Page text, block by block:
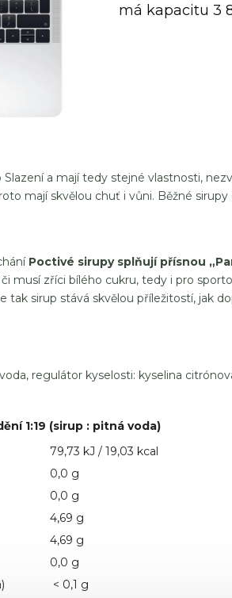
má kapacitu 3
a mají tedy stejné vlastnosti,
mají skvělou chuť i vůni. Běžné
Poctivé sirupy splňují přísnou
musí zříci bílého cukru, tedy i pro
tak sirup stává skvělou příležitostí, jak
regulátor kyselosti: kyselina
1:19 (sirup : pitná voda)
79,73 kJ / 19,03 kcal
0,0 g
0,0 g
4,69 g
4,69 g
0,0 g
< 0,1 g